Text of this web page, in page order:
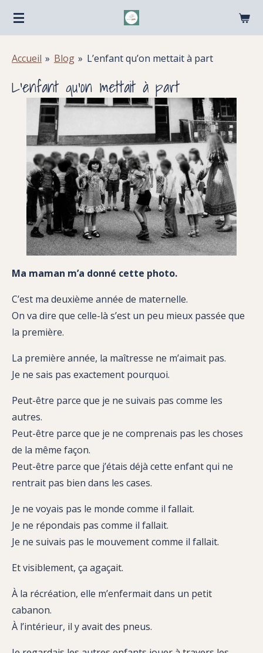
Passer
principal
Accueil » Blog » L’enfant qu’on mettait à part
L’enfant qu’on mettait à part
Ma maman m’a donné cette photo.
C’est ma deuxième année de maternelle.
On va dire que celle-là s’est un peu mieux passée que
la première.
La première année, la maîtresse ne m’aimait pas.
Je ne sais pas exactement pourquoi.
Peut-être parce que je ne suivais pas comme les
autres.
Peut-être parce que je ne comprenais pas les choses
de la même façon.
Peut-être parce que j’étais déjà cette enfant qui ne
rentrait pas bien dans les cases.
Je ne voyais pas le monde comme il fallait.
Je ne répondais pas comme il fallait.
Je ne suivais pas le mouvement comme il fallait.
Et visiblement, ça agaçait.
À la récréation, elle m’enfermait dans un petit
cabanon.
À l’intérieur, il y avait des pneus.